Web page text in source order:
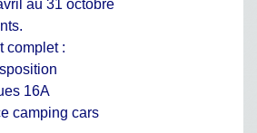
au 31 octobre
complet :
16A
camping cars